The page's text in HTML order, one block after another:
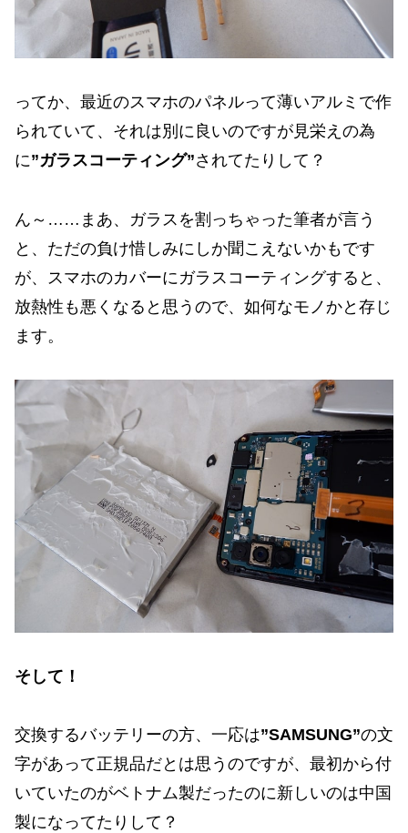
ってか、最近のスマホのパネルって薄いアルミで作
られていて、それは別に良いのですが見栄えの為
に”ガラスコーティング”されてたりして？
ん～……まあ、ガラスを割っちゃった筆者が言う
と、ただの負け惜しみにしか聞こえないかもです
が、スマホのカバーにガラスコーティングすると、
放熱性も悪くなると思うので、如何なモノかと存じ
ます。
そして！
交換するバッテリーの方、一応は”SAMSUNG”の文
字があって正規品だとは思うのですが、最初から付
いていたのがベトナム製だったのに新しいのは中国
製になってたりして？